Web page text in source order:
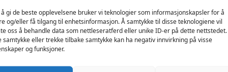
å gi de beste opplevelsene bruker vi teknologier som informasjonskapsler for å
og/eller få tilgang til enhetsinformasjon. Å samtykke til disse teknologiene vil
oss å behandle data som nettleseratferd eller unike ID-er på dette nettstedet.
samtykke eller trekke tilbake samtykke kan ha negativ innvirkning på visse
og funksjoner.
Barcode Berlin
369kr 369kr